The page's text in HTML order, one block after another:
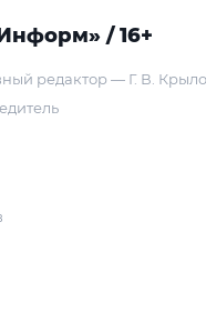
/ 16+
редактор — Г. В.